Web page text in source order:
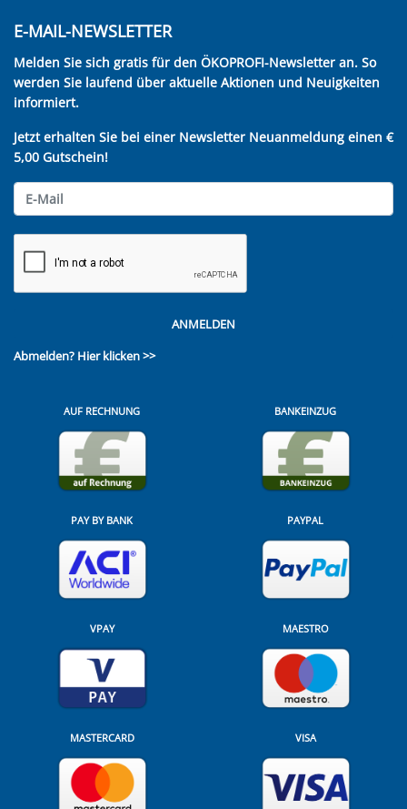
E-MAIL-NEWSLETTER
Melden Sie sich gratis für den ÖKOPROFI-Newsletter an. So
werden Sie laufend über aktuelle Aktionen und Neuigkeiten
informiert.
Jetzt erhalten Sie bei einer Newsletter Neuanmeldung einen €
5,00 Gutschein!
ANMELDEN
Abmelden? Hier klicken >>
AUF RECHNUNG BANKEINZUG
PAY BY BANK PAYPAL
VPAY MAESTRO
MASTERCARD VISA